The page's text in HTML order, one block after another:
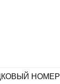
НОМЕР